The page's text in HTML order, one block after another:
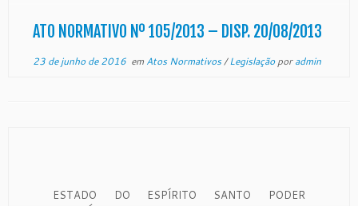
ATO NORMATIVO Nº 105/2013 – DISP. 20/08/2013
23 de junho de 2016em Atos Normativos/Legislaçãoporadmin
ESTADO DO ESPÍRITO SANTO PODER